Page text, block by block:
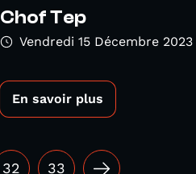
Chof Tep
Vendredi 15 Décembre 2023
En savoir plus
32 33